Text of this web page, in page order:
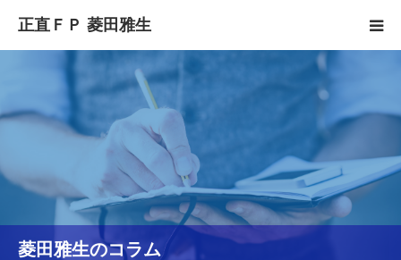
菱田雅生のコラム
正直FPとは
YouTube
コラム